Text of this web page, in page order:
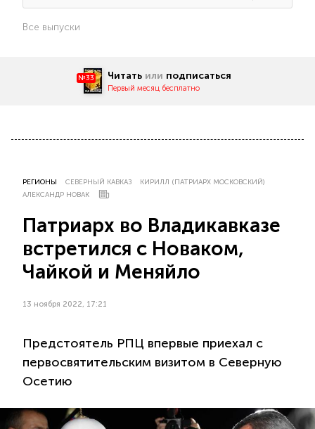
Все выпуски
№33 Читать или подписаться
Первый месяц бесплатно
РЕГИОНЫ СЕВЕРНЫЙ КАВКАЗ
КИРИЛЛ (ПАТРИАРХ МОСКОВСКИЙ)
АЛЕКСАНДР НОВАК
Патриарх во Владикавказе
встретился с Новаком,
Чайкой и Меняйло
13 ноября 2022, 17:21
Предстоятель РПЦ впервые приехал с
первосвятительским визитом в Северную
Осетию